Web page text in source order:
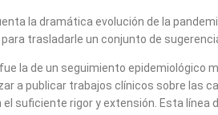
la dramática evolución de la
trasladarle un conjunto de
la de un seguimiento
a publicar trabajos clínicos sobre
suficiente rigor y extensión. Esta